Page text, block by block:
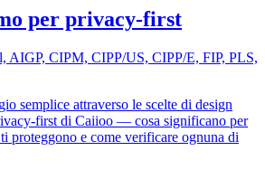
per privacy-first
AIGP, CIPM, CIPP/US, CIPP/E, FIP, PLS,
semplice attraverso le scelte di design
first di Caiioo — cosa significano per
proteggono e come verificare ognuna di